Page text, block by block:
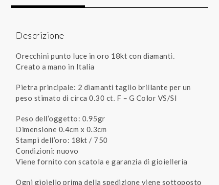
Descrizione
Orecchini punto luce in oro 18kt con diamanti.
Creato a mano in Italia
Pietra principale: 2 diamanti taglio brillante per un
peso stimato di circa 0.30 ct. F – G Color VS/SI
Peso dell’oggetto: 0.95gr
Dimensione 0.4cm x 0.3cm
Stampi dell’oro: 18kt / 750
Condizioni: nuovo
Viene fornito con scatola e garanzia di gioielleria
Ogni gioiello prima della spedizione viene sottoposto